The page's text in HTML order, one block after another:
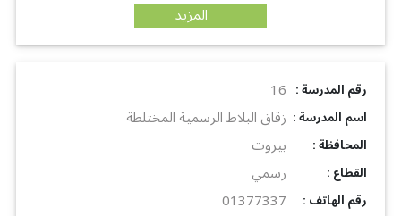
المزيد
: رقم المدرسة 16
: اسم المدرسة زقاق البلاط الرسمية المختلطة
: المحافظة بيروت
: القطاع رسمي
: رقم الهاتف
01377337